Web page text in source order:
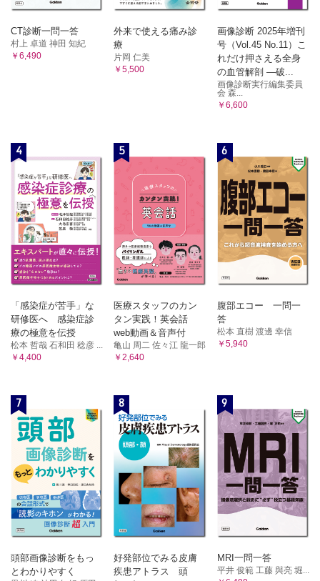
CT診断一問一答
村上 卓道 神田 知紀
￥6,490
外来で使える痛み診
療
片岡 仁美
￥5,500
画像診断 2025年増刊
号（Vol.45 No.11）こ
れだけ押さえる全身
の血管解剖 ―破...
画像診断実行編集委員
会 森...
￥6,600
4
「感染症が苦手」な
研修医へ 感染症診
療の極意を伝授
松本 哲哉 石和田 稔彦 ...
￥4,400
5
医療スタッフのカン
タン実践！英会話
web動画＆音声付
亀山 周二 佐々江 龍一郎
￥2,640
6
腹部エコー 一問一
答
松本 直樹 渡邊 幸信
￥5,940
7
頭部画像診断をもっ
とわかりやすく
8
好発部位でみる皮膚
疾患アトラス 頭
9
MRI一問一答
平井 俊範 工藤 與亮 堀...